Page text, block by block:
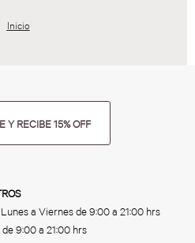
Inicio
Y RECIBE 15% OFF
a Viernes de 9:00 a 21:00 hrs
9:00 a 21:00 hrs